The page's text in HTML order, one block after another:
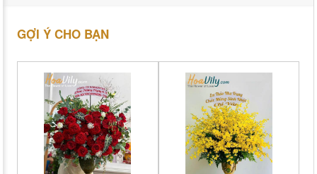
GỢI Ý CHO BẠN